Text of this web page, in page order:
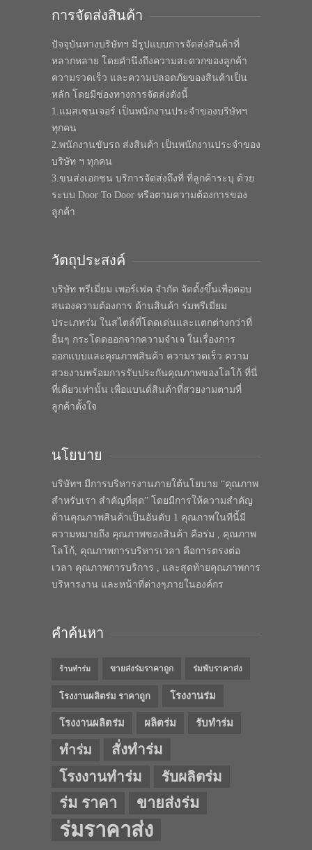
การจัดส่งสินค้า
ปัจจุบันทางบริษัทฯ มีรูปแบบการจัดส่งสินค้าที่
หลากหลาย โดยคำนึงถึงความสะดวกของลูกค้า
ความรวดเร็ว และความปลอดภัยของสินค้าเป็น
หลัก โดยมีช่องทางการจัดส่งดังนี้
1.แมสเซนเจอร์ เป็นพนักงานประจำของบริษัทฯ
ทุกคน
2.พนักงานขับรถ ส่งสินค้า เป็นพนักงานประจำของ
บริษัท ฯ ทุกคน
3.ขนส่งเอกชน บริการจัดส่งถึงที่ ที่ลูกค้าระบุ ด้วย
ระบบ Door To Door หรือตามความต้องการของ
ลูกค้า
วัตถุประสงค์
บริษัท พรีเมี่ยม เพอร์เฟค จำกัด จัดตั้งขึ้นเพื่อตอบ
สนองความต้องการ ด้านสินค้า ร่มพรีเมี่ยม
ประเภทร่ม ในสไตล์ที่โดดเด่นและแตกต่างกว่าที่
อื่นๆ กระโดดออกจากความจำเจ ในเรื่องการ
ออกแบบและคุณภาพสินค้า ความรวดเร็ว ความ
สวยงามพร้อมการรับประกันคุณภาพของโลโก้ ที่นี่
ที่เดียวเท่านั้น เพื่อแบนด์สินค้าที่สวยงามตามที่
ลูกค้าตั้งใจ
นโยบาย
บริษัทฯ มีการบริหารงานภายใต้นโยบาย “คุณภาพ
สำหรับเรา สำคัญที่สุด” โดยมีการให้ความสำคัญ
ด้านคุณภาพสินค้าเป็นอันดับ 1 คุณภาพในทีนี้มี
ความหมายถึง คุณภาพของสินค้า คือร่ม , คุณภาพ
โลโก้, คุณภาพการบริหารเวลา คือการตรงต่อ
เวลา คุณภาพการบริการ , และสุดท้ายคุณภาพการ
บริหารงาน และหน้าที่ต่างๆภายในองค์กร
คำค้นหา
ร้านทำร่ม ขายส่งร่มราคาถูก ร่มพับราคาส่ง
โรงงานผลิตร่ม ราคาถูก โรงงานร่ม
โรงงานผลิตร่ม ผลิตร่ม รับทำร่ม
ทำร่ม
สั่งทำร่ม
โรงงานทำร่ม
รับผลิตร่ม
ร่ม ราคา ขายส่งร่ม
ร่มราคาส่ง